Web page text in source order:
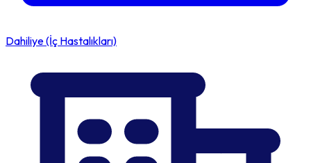
Dahiliye (İç Hastalıkları)